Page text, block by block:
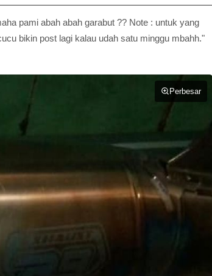
pami abah abah garabut ?? Note : untuk yang
bikin post lagi kalau udah satu minggu mbahh."
Perbesar